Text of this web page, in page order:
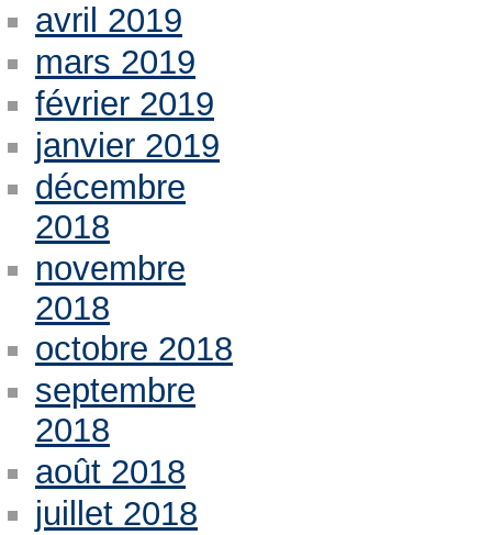
avril 2019
mars 2019
février 2019
janvier 2019
décembre
2018
novembre
2018
octobre 2018
septembre
2018
août 2018
juillet 2018